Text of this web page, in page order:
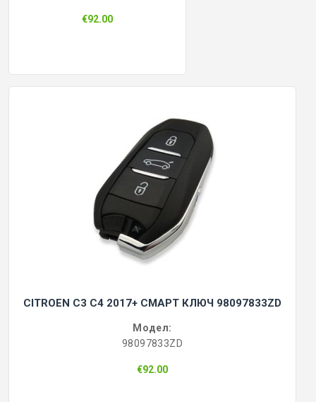
€92.00
CITROEN C3 C4 2017+ СМАРТ КЛЮЧ 98097833ZD
Модел:
98097833ZD
€92.00